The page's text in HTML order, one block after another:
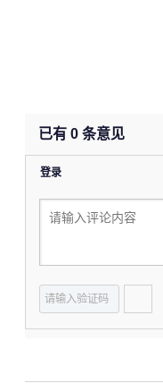
已有 0 条意见
登录